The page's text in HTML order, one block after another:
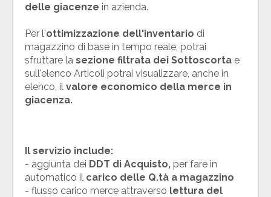
delle giacenze in azienda.
Per l'ottimizzazione dell'inventario di
magazzino di base in tempo reale, potrai
sfruttare la sezione filtrata dei Sottoscorta e
sull'elenco Articoli potrai visualizzare, anche in
elenco, il valore economico della merce in
giacenza.
Il servizio include:
- aggiunta dei DDT di Acquisto, per fare in
automatico il carico delle Q.tà a magazzino
- flusso carico merce attraverso lettura del